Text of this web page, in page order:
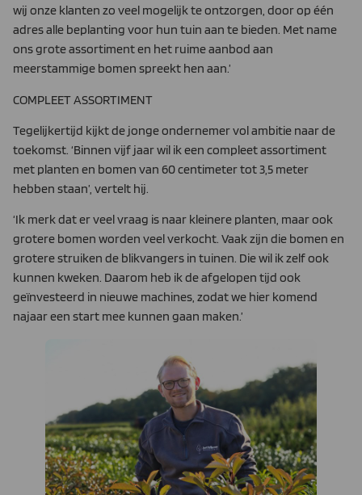
wij onze klanten zo veel mogelijk te ontzorgen, door op één
adres alle beplanting voor hun tuin aan te bieden. Met name
ons grote assortiment en het ruime aanbod aan
meerstammi­ge bomen spreekt hen aan.’
COMPLEET ASSORTIMENT
Tegelijkertijd kijkt de jonge ondernemer vol ambitie naar de
toekomst. ‘Binnen vijf jaar wil ik een compleet assortiment
met planten en bomen van 60 centimeter tot 3,5 meter
hebben staan’, vertelt hij.
‘Ik merk dat er veel vraag is naar kleinere planten, maar ook
grotere bomen worden veel verkocht. Vaak zijn die bomen en
grotere struiken de blikvangers in tuinen. Die wil ik zelf ook
kun­nen kweken. Daarom heb ik de afgelopen tijd ook
geïnvesteerd in nieuwe machines, zodat we hier komend
najaar een start mee kunnen gaan maken.’